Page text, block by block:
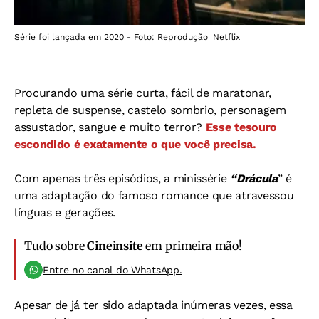
Série foi lançada em 2020 - Foto: Reprodução| Netflix
Procurando uma série curta, fácil de maratonar,
repleta de suspense, castelo sombrio, personagem
assustador, sangue e muito terror? Esse tesouro
escondido é exatamente o que você precisa.
Com apenas três episódios, a minissérie “Drácula” é
uma adaptação do famoso romance que atravessou
línguas e gerações.
Tudo sobreCineinsiteem primeira mão!
Entre no canal do WhatsApp.
Apesar de já ter sido adaptada inúmeras vezes, essa